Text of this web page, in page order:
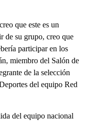
que este es un
de su grupo, creo que
participar en los
miembro del Salón de
de la selección
del equipo Red
del equipo nacional